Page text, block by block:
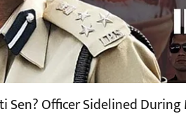
Sen? Officer Sidelined